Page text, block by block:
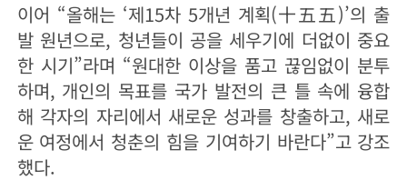
이어 “올해는 ‘제15차 5개년 계획(十五五)’의 출
발 원년으로, 청년들이 공을 세우기에 더없이 중요
한 시기”라며 “원대한 이상을 품고 끊임없이 분투
하며, 개인의 목표를 국가 발전의 큰 틀 속에 융합
해 각자의 자리에서 새로운 성과를 창출하고, 새로
운 여정에서 청춘의 힘을 기여하기 바란다”고 강조
했다.